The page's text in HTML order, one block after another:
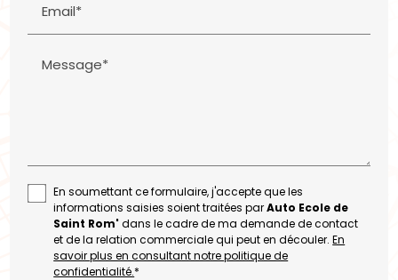
Email*
Message*
En soumettant ce formulaire, j'accepte que les
informations saisies soient traitées parAuto Ecole de
Saint Rom'dans le cadre de ma demande de contact
et de la relation commerciale qui peut en découler.En
savoir plus en consultant notre politique de
confidentialité.*